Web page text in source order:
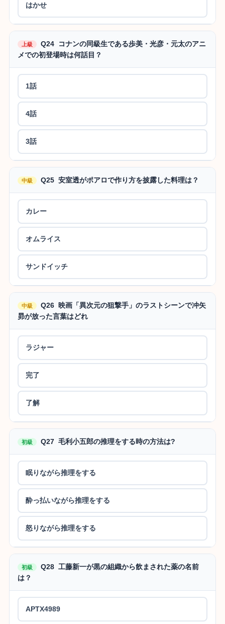
はかせ
上級
Q24 コナンの同級生である歩美・光彦・元太のアニ
メでの初登場時は何話目？
1話
4話
3話
中級 Q25 安室透がポアロで作り方を披露した料理は？
カレー
オムライス
サンドイッチ
中級
Q26 映画「異次元の狙撃手」のラストシーンで冲矢
昴が放った言葉はどれ
ラジャー
完了
了解
初級 Q27 毛利小五郎の推理をする時の方法は?
眠りながら推理をする
酔っ払いながら推理をする
怒りながら推理をする
初級
Q28 工藤新一が黒の組織から飲まされた薬の名前
は？
APTX4989